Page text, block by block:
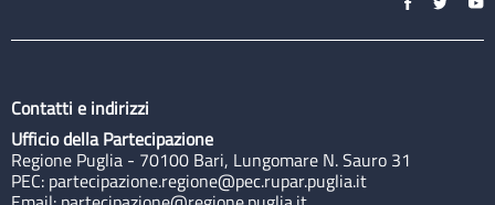
Contatti e indirizzi
Ufficio della Partecipazione
Regione Puglia - 70100 Bari, Lungomare N. Sauro 31
PEC: partecipazione.regione@pec.rupar.puglia.it